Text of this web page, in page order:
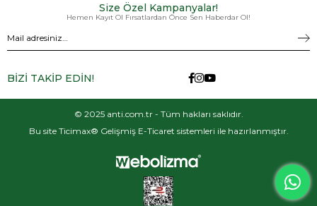
Size Özel Kampanyalar!
Hemen Kayıt Ol Fırsatlardan Önce Sen Haberdar Ol!
BİZİ TAKİP EDİN!
© 2025 anti.com.tr - Tüm hakları saklıdır.
Bu site Ticimax® Gelişmiş E-Ticaret sistemleri ile hazırlanmıştır.